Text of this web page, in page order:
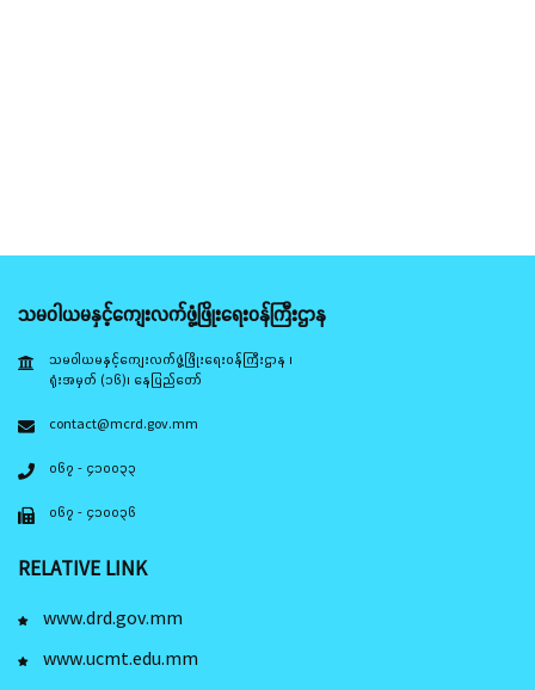
သမဝါယမနှင့်ကျေးလက်ဖွံ့ဖြိုးရေးဝန်ကြီးဌာန
သမဝါယမနှင့်ကျေးလက်ဖွံ့ဖြိုးရေးဝန်ကြီးဌာန ၊
ရုံးအမှတ် (၁၆)၊ နေပြည်တော်
contact@mcrd.gov.mm
၀၆၇ - ၄၁၀၀၃၃
၀၆၇ - ၄၁၀၀၃၆
RELATIVE LINK
www.drd.gov.mm
www.ucmt.edu.mm